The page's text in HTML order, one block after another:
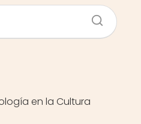
en la Cultura